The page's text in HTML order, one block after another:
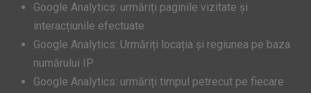
Google Analytics: urmăriți paginile vizitate și
interacțiunile efectuate
Google Analytics: Urmăriți locația și regiunea pe baza
numărului IP
Google Analytics: urmăriți timpul petrecut pe fiecare